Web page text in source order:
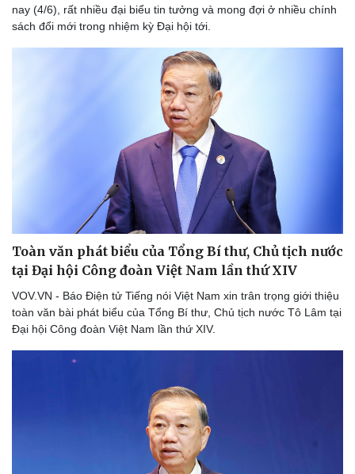
Ô tô - Xe máy
Ô tô
nay (4/6), rất nhiều đại biểu tin tưởng và mong đợi ở nhiều chính
sách đổi mới trong nhiệm kỳ Đại hội tới.
Toàn văn phát biểu của Tổng Bí thư, Chủ tịch nước
tại Đại hội Công đoàn Việt Nam lần thứ XIV
VOV.VN - Báo Điện tử Tiếng nói Việt Nam xin trân trọng giới thiệu
toàn văn bài phát biểu của Tổng Bí thư, Chủ tịch nước Tô Lâm tại
Đại hội Công đoàn Việt Nam lần thứ XIV.